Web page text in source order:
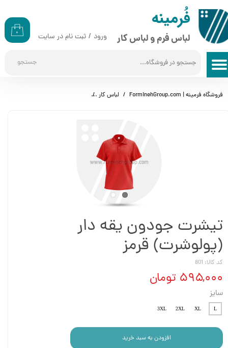
​​فُرمینه
لباس فرم و لباس کار
جستجو
۰ ورود / ثبت نام در سایت
حساب کاربری من
تغییر گذر واژه
سفارشات
خروج از حساب کاربری
فروشگاه فرمینه | ForminehGroup.com لباس کار
تیشرت جودون یقه دار
(پولوشرت) قرمز
کد کالا: 801
۵۹۵,۰۰۰ تومان
سایز
L
XL
2XL
3XL
افزودن به سبد خرید